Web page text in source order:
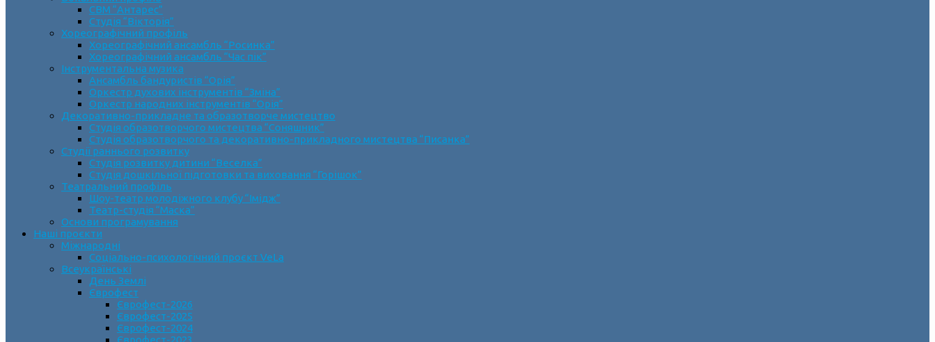
СВМ “Антарес”
Студія “Вікторія”
Хореографічний профіль
Хореографічний ансамбль “Росинка”
Хореографічний ансамбль “Час пік”
Інструментальна музика
Ансамбль бандуристів “Орія”
Оркестр духових інструментів “Зміна”
Оркестр народних інструментів “Орія”
Декоративно-прикладне та образотворче мистецтво
Cтудія образотворчого мистецтва “Соняшник”
Студія образотворчого та декоративно-прикладного мистецтва “Писанка”
Студії раннього розвитку
Студія розвитку дитини “Веселка”
Студія дошкільної підготовки та виховання “Горішок”
Театральний профіль
Шоу-театр молодіжного клубу “Імідж”
Театр-студія “Маска”
Основи програмування
Наші проєкти
Міжнародні
Соціально-психологічний проєкт VeLa
Всеукраїнські
День Землі
Єврофест
Єврофест-2026
Єврофест-2025
Єврофест-2024
Єврофест-2023